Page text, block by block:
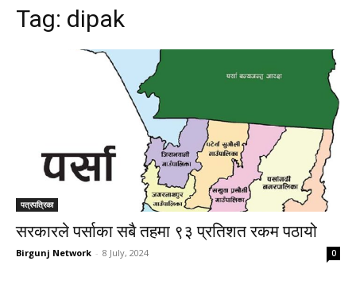
Tag: dipak
पत्रपत्रिका
सरकारले पर्साका सबै तहमा ९३ प्रतिशत रकम पठायो
Birgunj Network - 8 July, 2024 0